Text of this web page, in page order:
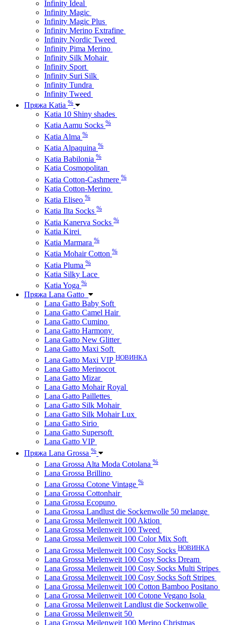
Infinity Ideal
Infinity Magic
Infinity Magic Plus
Infinity Merino Extrafine
Infinity Nordic Tweed
Infinity Pima Merino
Infinity Silk Mohair
Infinity Sport
Infinity Suri Silk
Infinity Tundra
Infinity Tweed
Пряжа Katia %
Katia 10 Shiny shades
Katia Aamu Socks %
Katia Alma %
Katia Alpaquina %
Katia Babilonia %
Katia Cosmopolitan
Katia Cotton-Cashmere %
Katia Cotton-Merino
Katia Eliseo %
Katia Ilta Socks %
Katia Kanerva Socks %
Katia Kirei
Katia Marmara %
Katia Mohair Cotton %
Katia Pluma %
Katia Silky Lace
Katia Yoga %
Пряжа Lana Gatto
Lana Gatto Baby Soft
Lana Gatto Camel Hair
Lana Gatto Cumino
Lana Gatto Harmony
Lana Gatto New Glitter
Lana Gatto Maxi Soft
Lana Gatto Maxi VIP НОВИНКА
Lana Gatto Merinocot
Lana Gatto Mizar
Lana Gatto Mohair Royal
Lana Gatto Paillettes
Lana Gatto Silk Mohair
Lana Gatto Silk Mohair Lux
Lana Gatto Sirio
Lana Gatto Supersoft
Lana Gatto VIP
Пряжа Lana Grossa %
Lana Grossa Alta Moda Cotolana %
Lana Grossa Brillino
Lana Grossa Cotone Vintage %
Lana Grossa Cottonhair
Lana Grossa Ecopuno
Lana Grossa Landlust die Sockenwolle 50 melange
Lana Grossa Meilenweit 100 Aktion
Lana Grossa Meilenweit 100 Tweed
Lana Grossa Meilenweit 100 Color Mix Soft
Lana Grossa Meilenweit 100 Cosy Socks НОВИНКА
Lana Grossa Mielenweit 100 Cosy Socks Dream
Lana Grossa Meilenweit 100 Cosy Socks Multi Stripes
Lana Grossa Meilenweit 100 Cosy Socks Soft Stripes
Lana Grossa Meilenweit 100 Cotton Bamboo Positano
Lana Grossa Meilenweit 100 Cotone Vegano Isola
Lana Grossa Meilenweit Landlust die Sockenwolle
Lana Grossa Meilenweit 50
Lana Grossa Meilenweit 100 Merino Christmas